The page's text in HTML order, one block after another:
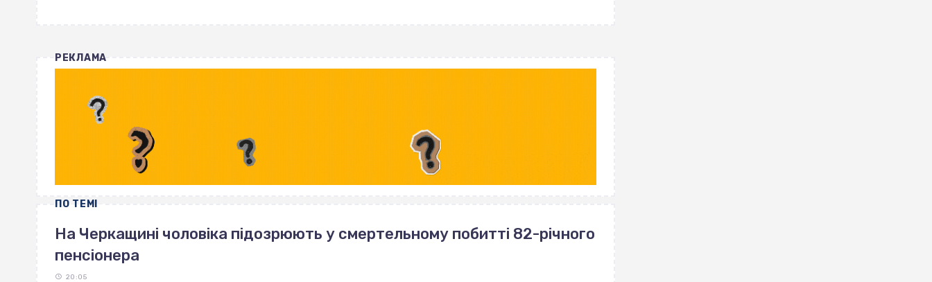
РЕКЛАМА
ПО ТЕМІ
На Черкащині чоловіка підозрюють у смертельному побитті 82-річного
пенсіонера
20:05